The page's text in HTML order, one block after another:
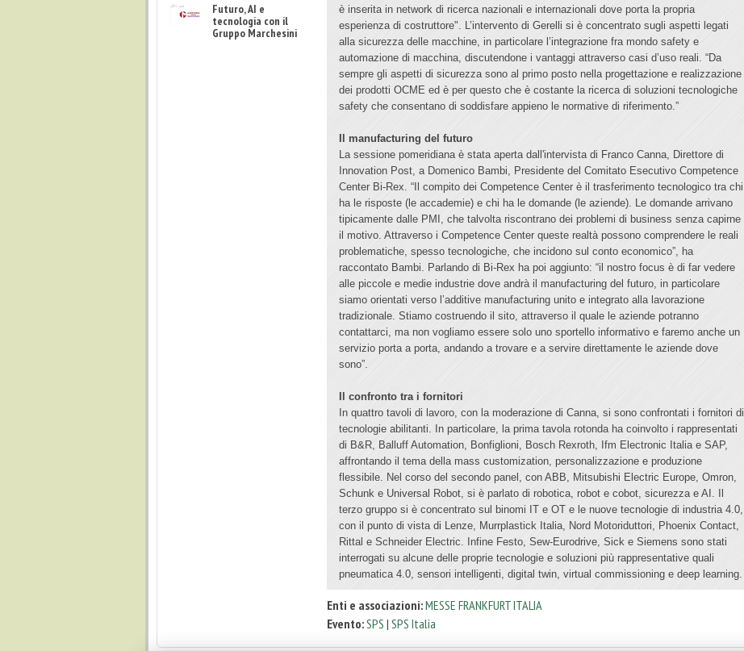
è inserita in network di ricerca nazionali e internazionali dove porta la propria
esperienza di costruttore". L’intervento di Gerelli si è concentrato sugli aspetti legati
alla sicurezza delle macchine, in particolare l’integrazione fra mondo safety e
automazione di macchina, discutendone i vantaggi attraverso casi d’uso reali. “Da
sempre gli aspetti di sicurezza sono al primo posto nella progettazione e realizzazione
dei prodotti OCME ed è per questo che è costante la ricerca di soluzioni tecnologiche
safety che consentano di soddisfare appieno le normative di riferimento.”
manufacturing del futuro
La sessione pomeridiana è stata aperta dall'intervista di Franco Canna, Direttore di
Innovation Post, a Domenico Bambi, Presidente del Comitato Esecutivo Competence
Center Bi-Rex. “Il compito dei Competence Center è il trasferimento tecnologico tra chi
ha le risposte (le accademie) e chi ha le domande (le aziende). Le domande arrivano
tipicamente dalle PMI, che talvolta riscontrano dei problemi di business senza capirne
il motivo. Attraverso i Competence Center queste realtà possono comprendere le reali
problematiche, spesso tecnologiche, che incidono sul conto economico”, ha
raccontato Bambi. Parlando di Bi-Rex ha poi aggiunto: “il nostro focus è di far vedere
alle piccole e medie industrie dove andrà il manufacturing del futuro, in particolare
siamo orientati verso l’additive manufacturing unito e integrato alla lavorazione
tradizionale. Stiamo costruendo il sito, attraverso il quale le aziende potranno
contattarci, ma non vogliamo essere solo uno sportello informativo e faremo anche un
servizio porta a porta, andando a trovare e a servire direttamente le aziende dove
sono”.
Il confronto tra i fornitori
In quattro tavoli di lavoro, con la moderazione di Canna, si sono confrontati i fornitori di
tecnologie abilitanti. In particolare, la prima tavola rotonda ha coinvolto i rappresentati
di B&R, Balluff Automation, Bonfiglioni, Bosch Rexroth, Ifm Electronic Italia e SAP,
affrontando il tema della mass customization, personalizzazione e produzione
flessibile. Nel corso del secondo panel, con ABB, Mitsubishi Electric Europe, Omron,
Schunk e Universal Robot, si è parlato di robotica, robot e cobot, sicurezza e AI. Il
terzo gruppo si è concentrato sul binomi IT e OT e le nuove tecnologie di industria 4.0,
con il punto di vista di Lenze, Murrplastick Italia, Nord Motoriduttori, Phoenix Contact,
Rittal e Schneider Electric. Infine Festo, Sew-Eurodrive, Sick e Siemens sono stati
interrogati su alcune delle proprie tecnologie e soluzioni più rappresentative quali
pneumatica 4.0, sensori intelligenti, digital twin, virtual commissioning e deep learning.
Enti e associazioni:MESSE FRANKFURT ITALIA
Evento:SPS |SPS Italia
Futuro, AI e
tecnologia con il
Gruppo Marchesini